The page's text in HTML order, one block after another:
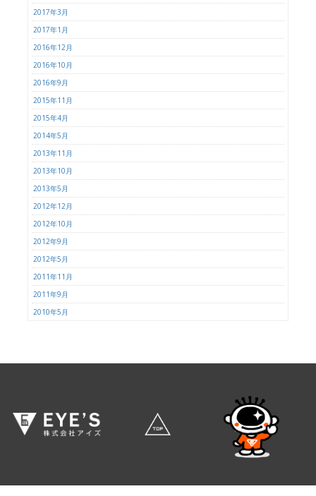
2017年3月
2017年1月
2016年12月
2016年10月
2016年9月
2015年11月
2015年4月
2014年5月
2013年11月
2013年10月
2013年5月
2012年12月
2012年10月
2012年9月
2012年5月
2011年11月
2011年9月
2010年5月